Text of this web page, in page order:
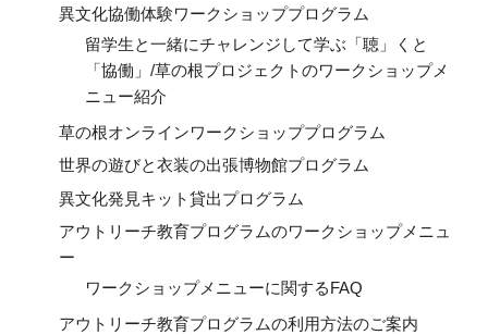
異文化協働体験ワークショッププログラム
留学生と一緒にチャレンジして学ぶ「聴」くと
「協働」/草の根プロジェクトのワークショップメ
ニュー紹介
草の根オンラインワークショッププログラム
世界の遊びと衣装の出張博物館プログラム
異文化発見キット貸出プログラム
アウトリーチ教育プログラムのワークショップメニュ
ー
ワークショップメニューに関するFAQ
アウトリーチ教育プログラムの利用方法のご案内